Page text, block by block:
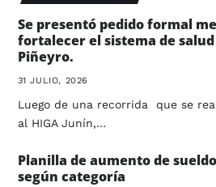
Se presentó pedido formal
fortalecer el sistema de
Piñeyro.
31 JULIO, 2026
Luego de una recorrida que se
al HIGA Junín,…
Planilla de aumento de
según categoría